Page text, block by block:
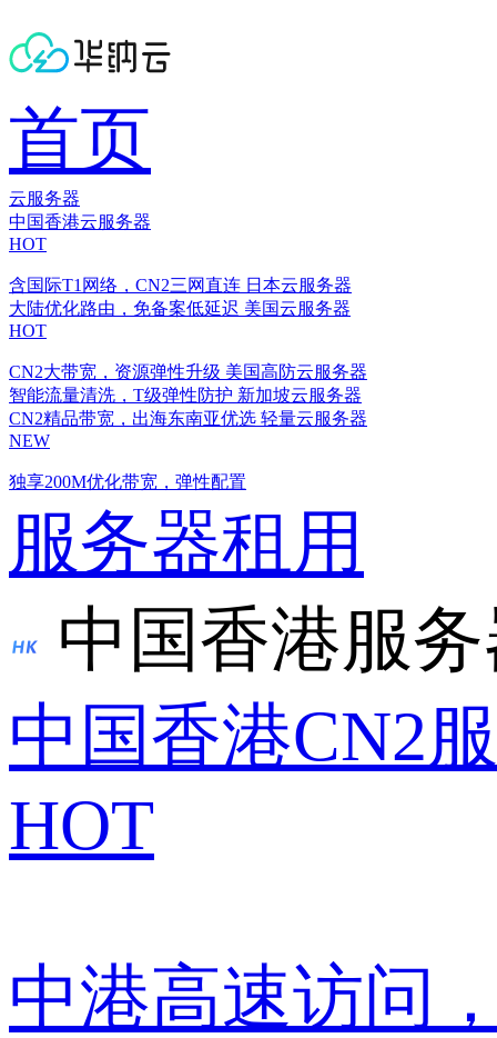
首页
云服务器
中国香港云服务器
HOT
含国际T1网络，CN2三网直连 日本云服务器
大陆优化路由，免备案低延迟 美国云服务器
HOT
CN2大带宽，资源弹性升级 美国高防云服务器
智能流量清洗，T级弹性防护 新加坡云服务器
CN2精品带宽，出海东南亚优选 轻量云服务器
NEW
独享200M优化带宽，弹性配置
服务器租用
中国香港服
中国香港CN2
HOT
中港高速访问